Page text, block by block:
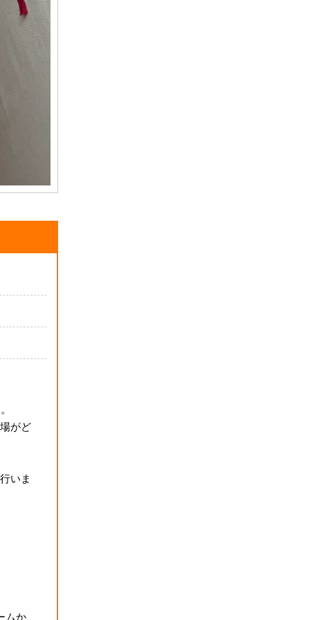
がど
いま
ムか